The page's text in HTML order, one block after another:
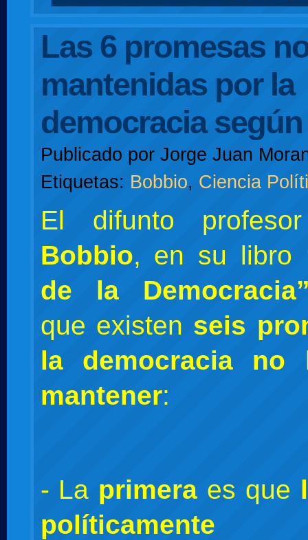
Las 6 promesas
mantenidas por la
democracia
Publicado por Jorge Juan
Etiquetas: Bobbio, Ciencia
El difunto
Bobbio, en su libro
de la
que existen seis
la democracia no
mantener:
- La primera es que
políticamente